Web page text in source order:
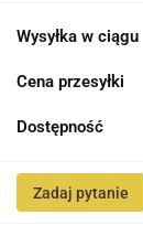
Wysyłka w ciągu
Cena przesyłki
Dostępność
Zadaj pytanie